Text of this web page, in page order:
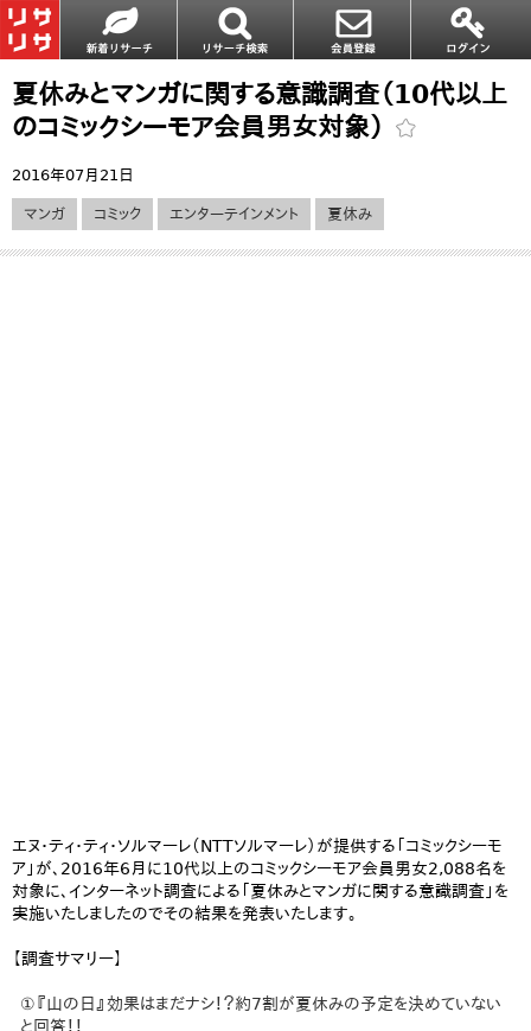
夏休みとマンガに関する意識調査（10代以上
のコミックシーモア会員男女対象）
2016年07月21日
マンガ コミック エンターテインメント 夏休み
エヌ・ティ・ティ・ソルマーレ（NTTソルマーレ）が提供する「コミックシーモ
ア」が、2016年6月に10代以上のコミックシーモア会員男女2,088名を
対象に、インターネット調査による「夏休みとマンガに関する意識調査」を
実施いたしましたのでその結果を発表いたします。
【調査サマリー】
①『山の日』効果はまだナシ！？約7割が夏休みの予定を決めていない
と回答！！